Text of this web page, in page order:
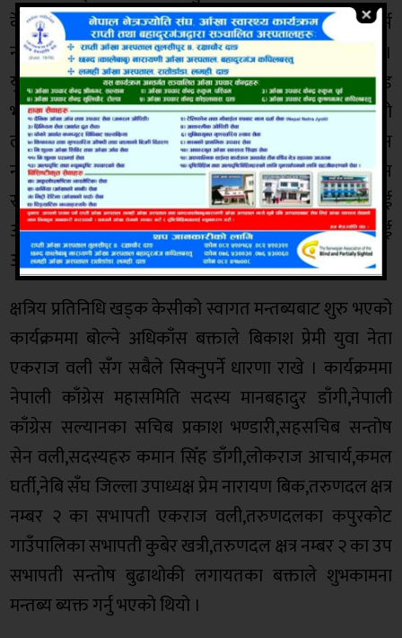
केन्द्रीय सदस्य डिल्लिराज रेग्मीले स्थानिय सरकारले गर्न
नसकेको काम एक युवाले गरेको प्रति खुसी ब्यक्त गर्नु भयो ।
युवाको यो उदाहरणिय कार्य सरकारका लागी गतिलो झापड
भएको उहाँको ठहर छ । बारम्बार स्थानिय सरकार सँग बाटोको
लागि भनसुन गर्दापनि पुर्बाग्रहका कारण बाटो निर्माणमा ध्यान
नदिएको रेग्मीको आरोप छ । सबै गाउँ तथा टोलमा समान
रुपले बिकाश निर्माणमा ध्यान दिन रेग्मीले स्थानिय सरकारलाई
आग्रह गर्नु भएको छ । साथै उहाँले निर्माण गरिएको बाटोलाई
अब स्थानियले सँरक्षण गर्नुपर्नेमा जोड दिनु भयो ।
क्षत्रिय प्रतिनिधि खड्क केसीको स्वागत मन्तब्यबाट शुरु भएको
कार्यक्रममा बोल्ने अधिकाँस बक्ताले बिकाश प्रेमी युवा नेता
एकराज वली सँग सबैले सिक्नुपर्ने धारणा राखे । कार्यक्रममा
नेपाली काँग्रेस महासमिति सदस्य मानबहादुर डाँगी,नेपाली
काँग्रेस सल्यानका सचिब प्रकाश भण्डारी,सहसचिब सन्तोष
सेन वली,सदस्यहरु कमान सिँह डाँगी,लोकराज आचार्य,कमल
घर्ती,नेबि सँघ जिल्ला उपाध्यक्ष प्रेम नारायण बिक,तरुणदल क्षत्र
नम्बर २ का सभापती एकराज वली,तरुणदलका कपुरकोट
गाउँपालिका सभापती कुबेर खत्री,तरुणदल क्षत्र नम्बर २ का उप
सभापती सन्तोष बुढाथोकी लगायतका बक्ताले शुभकामना
मन्तब्य ब्यक्त गर्नु भएको थियो ।